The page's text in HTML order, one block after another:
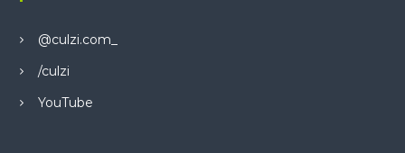
@culzi.com_
/culzi
YouTube